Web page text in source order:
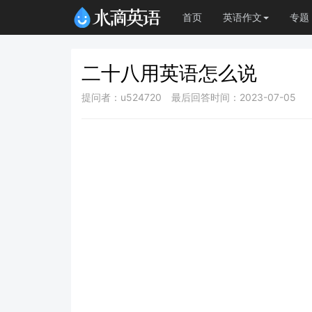
首页 英语作文 专题
二十八用英语怎么说
提问者：u524720 最后回答时间：2023-07-05